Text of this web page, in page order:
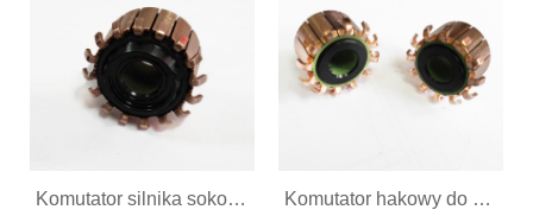
Komutator silnika sokowirówki do urządzeń domowych Komutator hakowy do urządzeń domowych